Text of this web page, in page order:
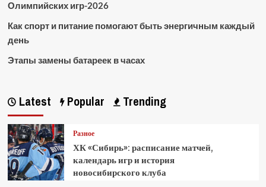
Олимпийских игр-2026
Как спорт и питание помогают быть энергичным каждый
день
Этапы замены батареек в часах
Latest Popular Trending
Разное
ХК «Сибирь»: расписание матчей,
календарь игр и история
новосибирского клуба